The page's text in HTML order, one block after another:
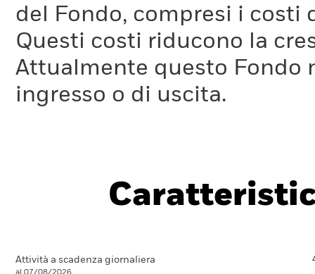
del Fondo, compresi i
Questi costi riducono la
Attualmente questo Fondo
ingresso o di uscita.
Attività a scadenza giornaliera
al 07/08/2026